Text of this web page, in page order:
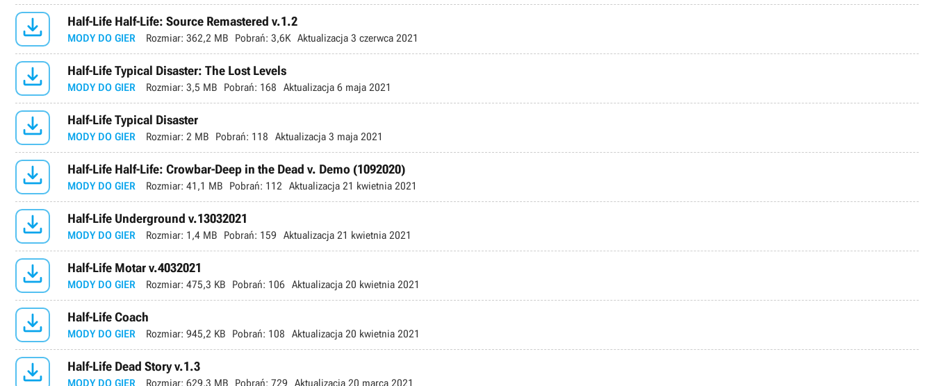
 Half-Life Half-Life: Source Remastered v.1.2
MODY DO GIER Rozmiar: 362,2 MB Pobrań: 3,6K Aktualizacja 3 czerwca 2021
 Half-Life Typical Disaster: The Lost Levels
MODY DO GIER Rozmiar: 3,5 MB Pobrań: 168 Aktualizacja 6 maja 2021
 Half-Life Typical Disaster
MODY DO GIER Rozmiar: 2 MB Pobrań: 118 Aktualizacja 3 maja 2021
 Half-Life Half-Life: Crowbar-Deep in the Dead v. Demo (1092020)
MODY DO GIER Rozmiar: 41,1 MB Pobrań: 112 Aktualizacja 21 kwietnia 2021
 Half-Life Underground v.13032021
MODY DO GIER Rozmiar: 1,4 MB Pobrań: 159 Aktualizacja 21 kwietnia 2021
 Half-Life Motar v.4032021
MODY DO GIER Rozmiar: 475,3 KB Pobrań: 106 Aktualizacja 20 kwietnia 2021
 Half-Life Coach
MODY DO GIER Rozmiar: 945,2 KB Pobrań: 108 Aktualizacja 20 kwietnia 2021
 Half-Life Dead Story v.1.3
MODY DO GIER Rozmiar: 629,3 MB Pobrań: 729 Aktualizacja 20 marca 2021